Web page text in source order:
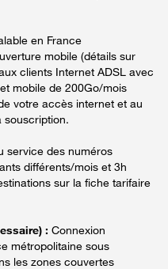
en France
mobile (détails sur
clients Internet ADSL avec
mobile de 200Go/mois
votre accès internet et au
souscription.
service des numéros
différents/mois et 3h
sur la fiche tarifaire
: Connexion
métropolitaine sous
les zones couvertes